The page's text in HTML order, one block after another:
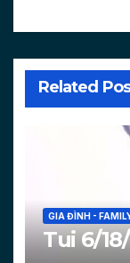
Related
GIA ĐÌNH -
Tui 6/